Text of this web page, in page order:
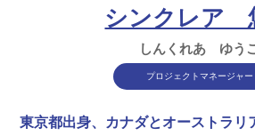
シンクレア
しんくれあ ゆう
プロジェクトマネージャー
東京都出身、カナダとオーストラリ